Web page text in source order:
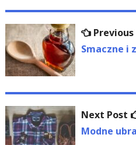
Nawigacja
wpisu
Previous
Smaczne i
Next Post
Modne